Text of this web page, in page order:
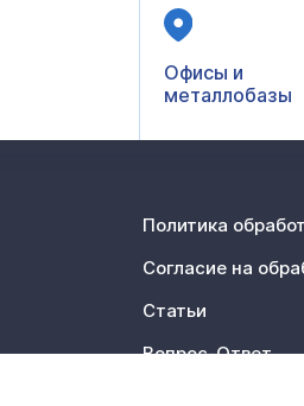
Офисы и
металлобазы
Политика
Согласие на
Статьи
Вопрос-Ответ